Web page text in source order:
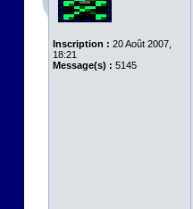
Inscription : 20 Août 2007,
18:21
Message(s) : 5145